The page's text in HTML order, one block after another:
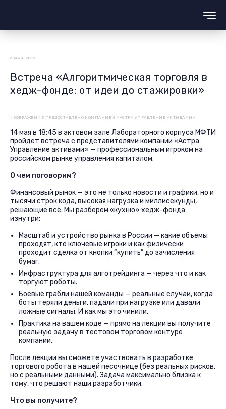
6 МАЯ, 2026
Встреча «Алгоритмическая торговля в
хедж-фонде: от идеи до стажировки»
ИЗОБРАЖЕНИЕ ПРЕДОСТАВЛЕНО КОМПАНИЕЙ «АСТРА УПРАВЛЕНИЕ АКТИВАМИ»
14 мая в 18:45 в актовом зале Лабораторного корпуса МФТИ
пройдет встреча с представителями компании «Астра
Управление активами» — профессиональным игроком на
российском рынке управления капиталом.
О чем поговорим?
Финансовый рынок — это не только новости и графики, но и
тысячи строк кода, высокая нагрузка и миллисекунды,
решающие всё. Мы разберем «кухню» хедж-фонда
изнутри:
Масштаб и устройство рынка в России — какие объемы
проходят, кто ключевые игроки и как физически
проходит сделка от кнопки “купить” до зачисления
бумаг.
Инфраструктура для алготрейдинга — через что и как
торгуют роботы.
Боевые грабли нашей команды — реальные случаи, когда
боты теряли деньги, падали при нагрузке или давали
ложные сигналы. И как мы это чинили.
Практика на вашем коде — прямо на лекции вы получите
реальную задачу в тестовом торговом контуре
компании.
После лекции вы сможете участвовать в разработке
торгового робота в нашей песочнице (без реальных рисков,
но с реальными данными). Задача максимально близка к
тому, что решают наши разработчики.
Что вы получите?